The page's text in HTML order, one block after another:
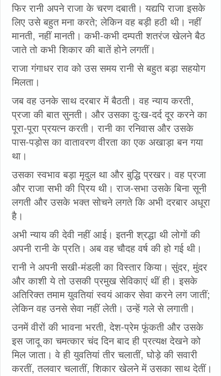
फिर रानी अपने राजा के चरण दबाती। यद्यपि राजा इसके
लिए उसे बहुत मना करते; लेकिन वह बड़ी हठी थी। नहीं
मानती, नहीं मानती। कभी-कभी दम्पती शतरंज खेलने बैठ
जाते तो कभी शिकार की बातें होने लगतीं।
राजा गंगाधर राव को उस समय रानी से बहुत बड़ा सहयोग
मिलता।
जब वह उनके साथ दरबार में बैठती। वह न्याय करती,
प्रजा की बात सुनती। और उसका दुःख-दर्द दूर करने का
पूरा-पूरा प्रयत्न करती। रानी का रनिवास और उसके
पास-पड़ोस का वातावरण वीरता का एक अखाड़ा बन गया
था।
उसका स्वभाव बड़ा मृदुल था और बुद्धि प्रखर। वह प्रजा
और राजा सभी की प्रिय थी। राज-सभा उसके बिना सूनी
लगती और उसके भक्त सोचने लगते कि अभी दरबार अधूरा
है।
अभी न्याय की देवी नहीं आई। इतनी श्रद्धा थी लोगों की
अपनी रानी के प्रति। अब वह चौदह वर्ष की हो गई थी।
रानी ने अपनी सखी-मंडली का विस्तार किया। सुंदर, मुंदर
और काशी ये तो उसकी प्रमुख सेविकाएं थीं ही। इसके
अतिरिक्त तमाम युवतियां स्वयं आकर सेवा करने लग जातीं;
लेकिन वह उनसे सेवा नहीं लेती। उन्हें गले से लगाती।
उनमें वीरों की भावना भरती, देश-प्रेम फूंकती और उसके
इस जादू का चमत्कार चंद दिन बाद ही प्रत्यक्ष देखने को
मिल जाता। वे ही युवतियां तीर चलातीं, घोड़े की सवारी
करतीं, तलवार चलातीं, शिकार खेलने में उसका साथ देतीं।